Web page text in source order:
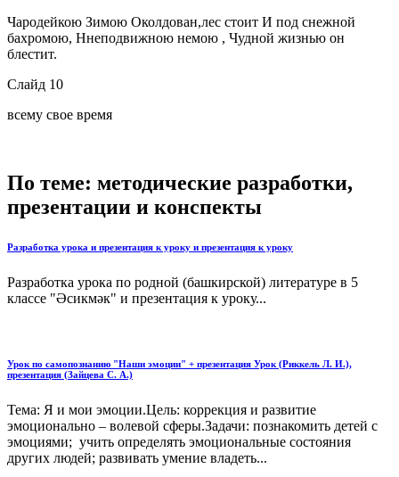
Чародейкою Зимою Околдован,лес стоит И под снежной
бахромою, Ннеподвижною немою , Чудной жизнью он
блестит.
Слайд 10
всему свое время
По теме: методические разработки,
презентации и конспекты
Разработка урока и презентация к уроку и презентация к уроку
Разработка урока по родной (башкирской) литературе в 5
классе "Әсикмәк" и презентация к уроку...
Урок по самопознанию "Наши эмоции" + презентация Урок (Риккель Л. И.),
презентация (Зайцева С. А.)
Тема: Я и мои эмоции.Цель: коррекция и развитие
эмоционально – волевой сферы.Задачи: познакомить детей с
эмоциями; учить определять эмоциональные состояния
других людей; развивать умение владеть...